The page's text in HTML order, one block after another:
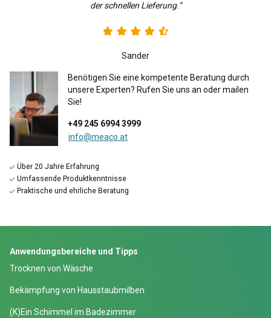
der schnellen Lieferung.”
Sander
Benötigen Sie eine kompetente Beratung durch
unsere Experten? Rufen Sie uns an oder mailen
Sie!
+49 245 6994 3999
info@meaco.at
Über 20 Jahre Erfahrung
Umfassende Produktkenntnisse
Praktische und ehrliche Beratung
Anwendungsbereiche und Tipps
Trocknen von Wäsche
Bekämpfung von Hausstaubmilben
(K)Ein Schimmel im Badezimmer